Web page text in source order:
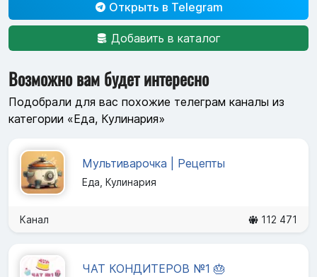
Открыть в Telegram
Добавить в каталог
Возможно вам будет интересно
Подобрали для вас похожие телеграм каналы из
категории «Еда, Кулинария»
Мультиварочка | Рецепты
Еда, Кулинария
Канал 112 471
ЧАТ КОНДИТЕРОВ №1 🎂